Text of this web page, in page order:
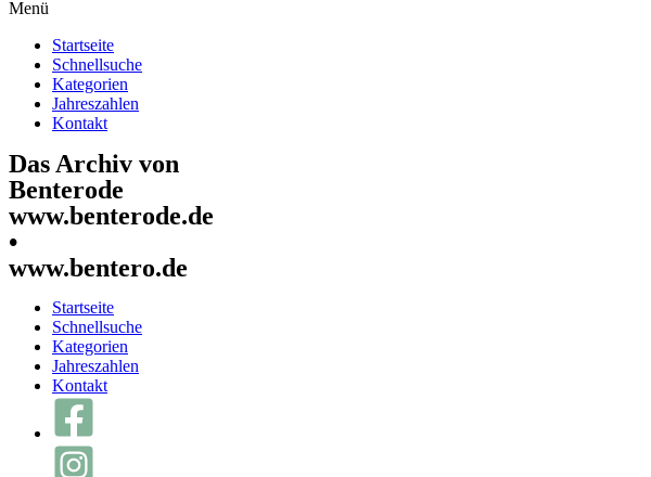
Menü
Startseite
Schnellsuche
Kategorien
Jahreszahlen
Kontakt
Das Archiv von
Benterode
www.benterode.de
•
www.bentero.de
Startseite
Schnellsuche
Kategorien
Jahreszahlen
Kontakt